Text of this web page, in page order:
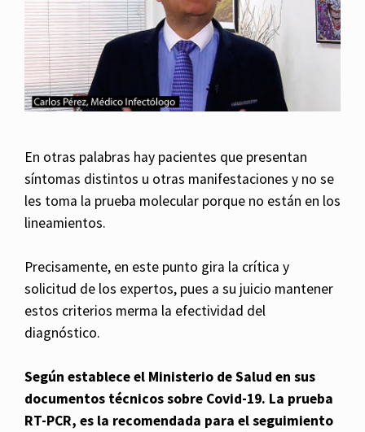
En otras palabras hay pacientes que presentan
síntomas distintos u otras manifestaciones y no se
les toma la prueba molecular porque no están en los
lineamientos.
Precisamente, en este punto gira la crítica y
solicitud de los expertos, pues a su juicio mantener
estos criterios merma la efectividad del
diagnóstico.
Según establece el Ministerio de Salud en sus
documentos técnicos sobre Covid-19. La prueba
RT-PCR, es la recomendada para el seguimiento